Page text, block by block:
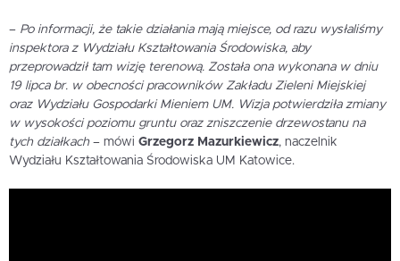
– Po informacji, że takie działania mają miejsce, od razu wysłaliśmy
inspektora z Wydziału Kształtowania Środowiska, aby
przeprowadził tam wizję terenową. Została ona wykonana w dniu
19 lipca br. w obecności pracowników Zakładu Zieleni Miejskiej
oraz Wydziału Gospodarki Mieniem UM. Wizja potwierdziła zmiany
w wysokości poziomu gruntu oraz zniszczenie drzewostanu na
tych działkach – mówi Grzegorz Mazurkiewicz, naczelnik
Wydziału Kształtowania Środowiska UM Katowice.